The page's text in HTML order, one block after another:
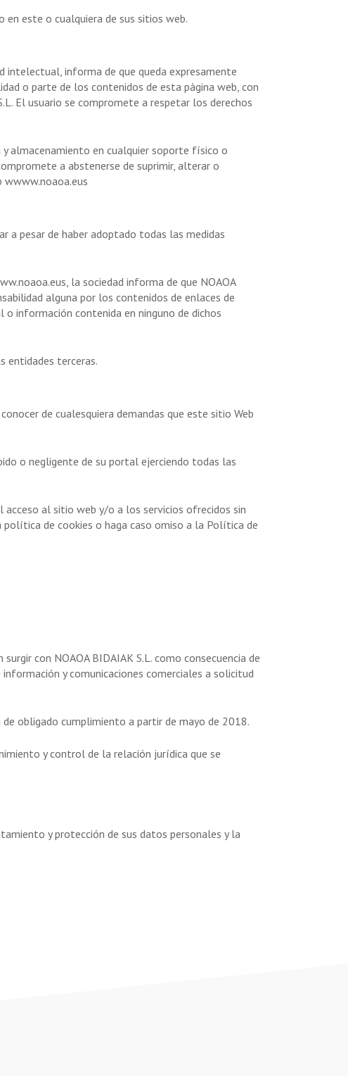
en este o cualquiera de sus sitios web.
intelectual, informa de que queda expresamente
o parte de los contenidos de esta página web, con
El usuario se compromete a respetar los derechos
almacenamiento en cualquier soporte físico o
a abstenerse de suprimir, alterar o
wwww.noaoa.eus
a pesar de haber adoptado todas las medidas
la sociedad informa de que NOAOA
alguna por los contenidos de enlaces de
información contenida en ninguno de dichos
entidades terceras.
de cualesquiera demandas que este sitio Web
o negligente de su portal ejerciendo todas las
al sitio web y/o a los servicios ofrecidos sin
de cookies o haga caso omiso a la Política de
con NOAOA BIDAIAK S.L. como consecuencia de
y comunicaciones comerciales a solicitud
obligado cumplimiento a partir de mayo de 2018.
y control de la relación jurídica que se
y protección de sus datos personales y la